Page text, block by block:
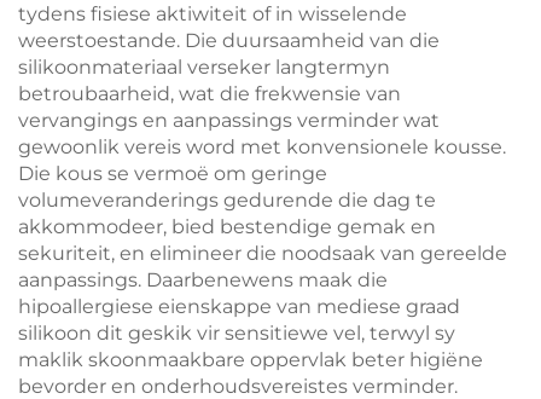
tydens fisiese aktiwiteit of in wisselende
weerstoestande. Die duursaamheid van die
silikoonmateriaal verseker langtermyn
betroubaarheid, wat die frekwensie van
vervangings en aanpassings verminder wat
gewoonlik vereis word met konvensionele kousse.
Die kous se vermoë om geringe
volumeveranderings gedurende die dag te
akkommodeer, bied bestendige gemak en
sekuriteit, en elimineer die noodsaak van gereelde
aanpassings. Daarbenewens maak die
hipoallergiese eienskappe van mediese graad
silikoon dit geskik vir sensitiewe vel, terwyl sy
maklik skoonmaakbare oppervlak beter higiëne
bevorder en onderhoudsvereistes verminder.